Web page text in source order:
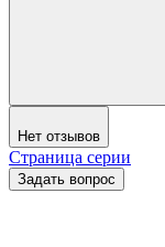
Нет отзывов
Страница серии
Задать вопрос